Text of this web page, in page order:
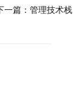
一篇： 管理技术栈